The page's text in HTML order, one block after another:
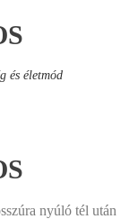
és életmód
nyúló tél után